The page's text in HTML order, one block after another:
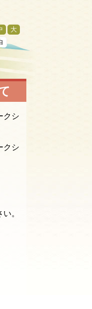
大
クシ
クシ
。